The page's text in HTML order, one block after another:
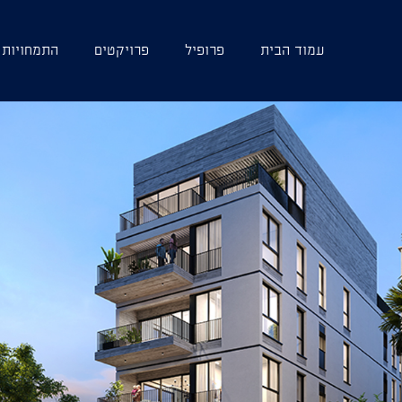
עמוד הבית פרופיל פרויקטים התמחויות